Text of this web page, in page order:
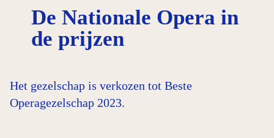
De Nationale Opera in
de prijzen
Het gezelschap is verkozen tot Beste
Operagezelschap 2023.